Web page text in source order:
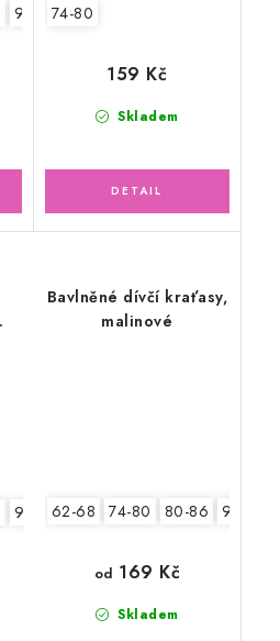
92-9874-80
Skladem
159 Kč
92-98 104-110
Bavlněné dívčí kraťasy,
malinové
62-68 74-80 80-86 92-98
Skladem
od 169 Kč